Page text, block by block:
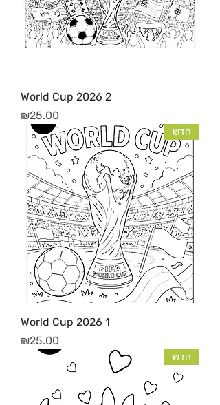
World Cup 2026 2
מחיר
₪25.00
חדש
World Cup 2026 1
מחיר
₪25.00
חדש